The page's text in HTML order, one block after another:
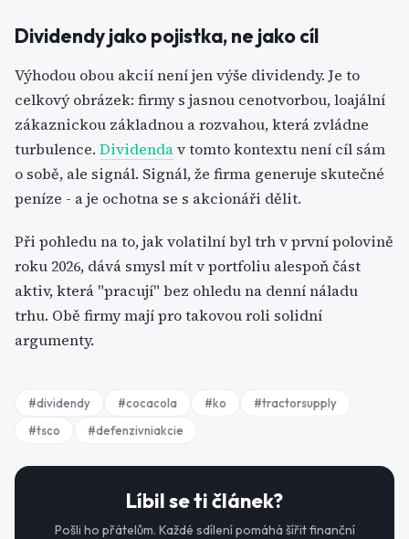
Dividendy jako pojistka, ne jako cíl
Výhodou obou akcií není jen výše dividendy. Je to
celkový obrázek: firmy s jasnou cenotvorbou, loajální
zákaznickou základnou a rozvahou, která zvládne
turbulence. Dividendav tomto kontextu není cíl sám
o sobě, ale signál. Signál, že firma generuje skutečné
peníze - a je ochotna se s akcionáři dělit.
Při pohledu na to, jak volatilní byl trh v první polovině
roku 2026, dává smysl mít v portfoliu alespoň část
aktiv, která "pracují" bez ohledu na denní náladu
trhu. Obě firmy mají pro takovou roli solidní
argumenty.
#dividendy #cocacola #ko #tractorsupply
#tsco #defenzivniakcie
Líbil se ti článek?
Pošli ho přátelům. Každé sdílení pomáhá šířit finanční